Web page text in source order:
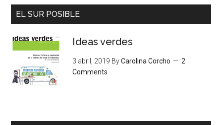
EL SUR POSIBLE
Ideas verdes
3 abril, 2019 ByCarolina Corcho
2
Comments